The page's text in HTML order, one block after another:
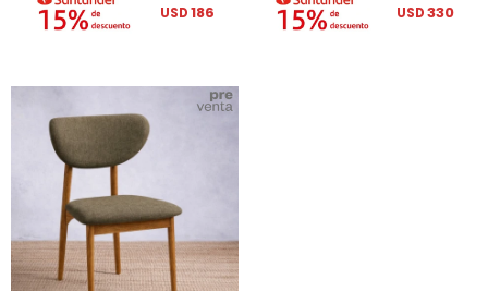
USD186 USD330